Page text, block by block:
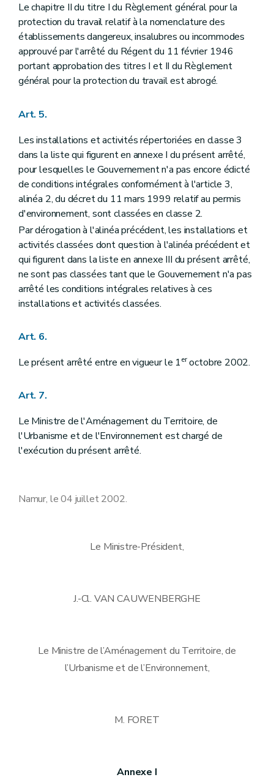
Le chapitre II du titre I du Règlement général pour la
protection du travail relatif à la nomenclature des
établissements dangereux, insalubres ou incommodes
approuvé par l'arrêté du Régent du 11 février 1946
portant approbation des titres I et II du Règlement
général pour la protection du travail est abrogé.
Art. 5.
Les installations et activités répertoriées en classe 3
dans la liste qui figurent en annexe I du présent arrêté,
pour lesquelles le Gouvernement n'a pas encore édicté
de conditions intégrales conformément à l'article 3,
alinéa 2, du décret du 11 mars 1999 relatif au permis
d'environnement, sont classées en classe 2.
Par dérogation à l'alinéa précédent, les installations et
activités classées dont question à l'alinéa précédent et
qui figurent dans la liste en annexe III du présent arrêté,
ne sont pas classées tant que le Gouvernement n'a pas
arrêté les conditions intégrales relatives à ces
installations et activités classées.
Art. 6.
Le présent arrêté entre en vigueur le 1eroctobre 2002.
Art. 7.
Le Ministre de l'Aménagement du Territoire, de
l'Urbanisme et de l'Environnement est chargé de
l'exécution du présent arrêté.
Namur, le 04 juillet 2002.
Le Ministre-Président,
J.-Cl. VAN CAUWENBERGHE
Le Ministre de l’Aménagement du Territoire, de
l’Urbanisme et de l’Environnement,
M. FORET
Annexe I